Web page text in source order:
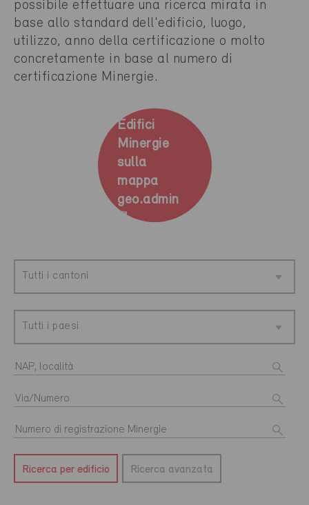
possibile effettuare una ricerca mirata in
base allo standard dell'edificio, luogo,
utilizzo, anno della certificazione o molto
concretamente in base al numero di
certificazione Minergie.
Edifici
Minergie
sulla
mappa
geo.admin
Tutti i cantoni
Tutti i paesi
Ricerca per edificio Ricerca avanzata